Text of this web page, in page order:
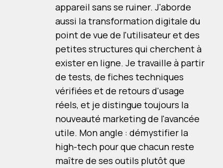
appareil sans se ruiner. J'aborde
aussi la transformation digitale du
point de vue de l'utilisateur et des
petites structures qui cherchent à
exister en ligne. Je travaille à partir
de tests, de fiches techniques
vérifiées et de retours d'usage
réels, et je distingue toujours la
nouveauté marketing de l'avancée
utile. Mon angle : démystifier la
high-tech pour que chacun reste
maître de ses outils plutôt que